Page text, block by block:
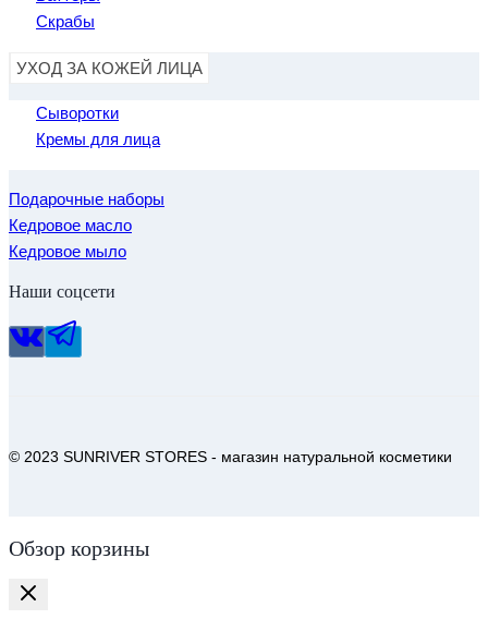
Скрабы
УХОД ЗА КОЖЕЙ ЛИЦА
Сыворотки
Кремы для лица
Подарочные наборы
Кедровое масло
Кедровое мыло
Наши соцсети
© 2023 SUNRIVER STORES - магазин натуральной косметики
Обзор корзины